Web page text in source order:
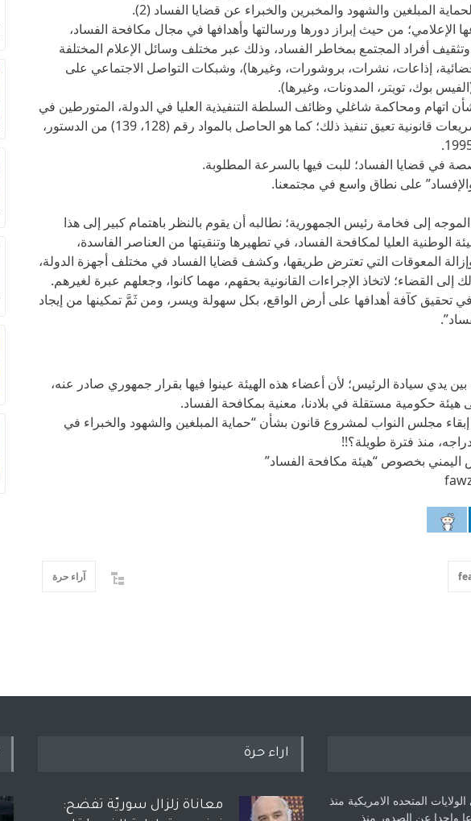
المبلغين والشهود والمخبرين والخبراء عن قضايا الفساد (2).
من حيث إبراز دورها ورسالتها وأهدافها في مجال مكافحة الفساد،
أفراد المجتمع بمخاطر الفساد، وذلك عبر مختلف وسائل الإعلام المختلفة
إذاعات، نشرات، بروشورات، وغيرها)، وشبكات التواصل الاجتماعي على
بوك، تويتر، المدونات، وغيرها).
اتهام ومحاكمة شاغلي وظائف السلطة التنفيذية العليا في الدولة، المتورطين في
جرائم الفساد؛ بسبب تشريعات قانونية تعيق تنفيذ ذلك؛ كما هو الحاصل بالمواد رقم (128، 139) من الدستور،
في قضايا الفساد؛ للبت فيها بالسرعة المطلوبة.
على نطاق واسع في مجتمعنا.
إلى فخامة رئيس الجمهورية؛ نطالبه أن يقوم بالنظر باهتمام كبير إلى هذا
الوطنية العليا لمكافحة الفساد، في تطهيرها وتنقيتها من العناصر الفاسدة،
المعوقات التي تعترض طريقها، وكشف قضايا الفساد في مختلف أجهزة الدولة،
القضاء؛ لاتخاذ الإجراءات القانونية بحقهم، مهما كانوا، وجعلهم عبرة لغيرهم.
تحقيق كآفة أهدافها على أرض الواقع، بكل سهولة ويسر، ومن ثَمَّ تمكينها من إيجاد
يدي سيادة الرئيس؛ لأن أعضاء هذه الهيئة عينوا فيها بقرار جمهوري صادر عنه،
هيئة حكومية مستقلة في بلادنا، معنية بمكافحة الفساد.
إبقاء مجلس النواب لمشروع قانون بشأن “حماية المبلغين والشهود والخبراء في
منذ فترة طويلة؟!!
اليمني بخصوص “هيئة مكافحة الفساد”
آراء حرة
المتحده الامريكية منذ
واحدا عن الصدور منذ
اراء حرة
معاناة زلزال سوريّة تفضح: